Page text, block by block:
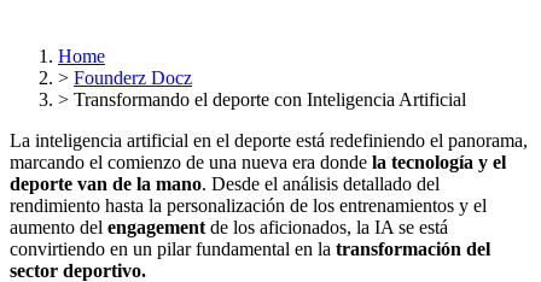
Home
> Founderz Docz
> Transformando el deporte con Inteligencia Artificial
La inteligencia artificial en el deporte está redefiniendo el panorama,
marcando el comienzo de una nueva era donde la tecnología y el
deporte van de la mano. Desde el análisis detallado del
rendimiento hasta la personalización de los entrenamientos y el
aumento del engagement de los aficionados, la IA se está
convirtiendo en un pilar fundamental en la transformación del
sector deportivo.